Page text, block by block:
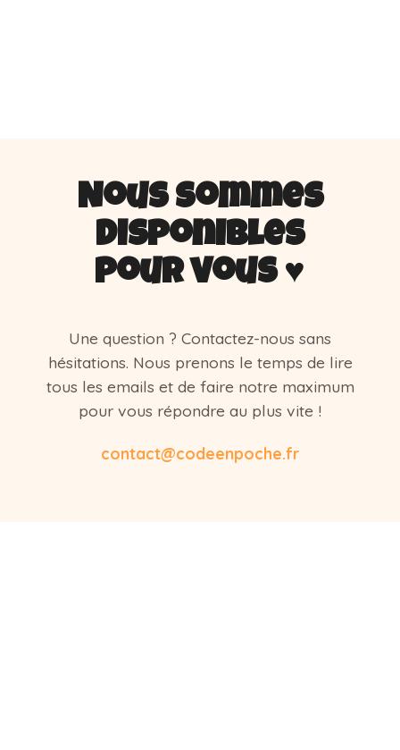
Nous sommes
disponibles
pour vous ♥️
Une question ? Contactez-nous sans
hésitations. Nous prenons le temps de lire
tous les emails et de faire notre maximum
pour vous répondre au plus vite !
contact@codeenpoche.fr